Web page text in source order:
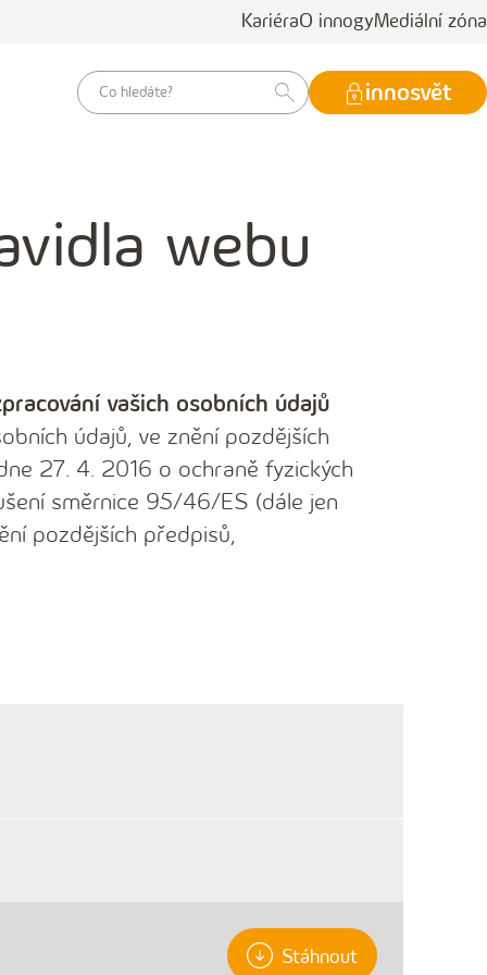
KariéraO innogyMediální zóna
vyhledávací
dotaz
innosvět
webu
vašich osobních údajů
údajů, ve znění pozdějších
27. 4. 2016 o ochraně fyzických
směrnice 95/46/ES (dále jen
pozdějších předpisů,
Stáhnout